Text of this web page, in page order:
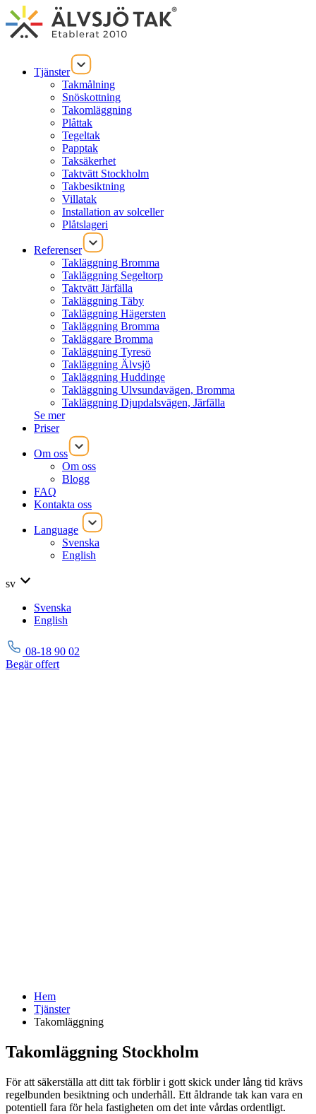
Tjänster
Takmålning
Snöskottning
Takomläggning
Plåttak
Tegeltak
Papptak
Taksäkerhet
Taktvätt Stockholm
Takbesiktning
Villatak
Installation av solceller
Plåtslageri
Referenser
Takläggning Bromma
Takläggning Segeltorp
Taktvätt Järfälla
Takläggning Täby
Takläggning Hägersten
Takläggning Bromma
Takläggare Bromma
Takläggning Tyresö
Takläggning Älvsjö
Takläggning Huddinge
Takläggning Ulvsundavägen, Bromma
Takläggning Djupdalsvägen, Järfälla
Se mer
Priser
Om oss
Om oss
Blogg
FAQ
Kontakta oss
Language
Svenska
English
sv
Svenska
English
08-18 90 02
Begäroffert
Hem
Tjänster
Takomläggning
Takomläggning Stockholm
För att säkerställa att ditt tak förblir i gott skick under lång tid krävs
regelbunden besiktning och underhåll. Ett åldrande tak kan vara en
potentiell fara för hela fastigheten om det inte vårdas ordentligt.